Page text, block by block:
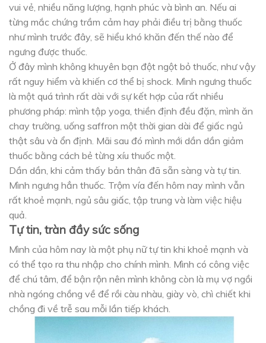
vui vẻ, nhiều năng lượng, hạnh phúc và bình an. Nếu ai
từng mắc chứng trầm cảm hay phải điều trị bằng thuốc
như mình trước đây, sẽ hiểu khó khăn đến thế nào để
ngưng được thuốc.
Ở đây mình không khuyên bạn đột ngột bỏ thuốc, như vậy
rất nguy hiểm và khiến cơ thể bị shock. Mình ngưng thuốc
là một quá trình rất dài với sự kết hợp của rất nhiều
phương pháp: mình tập yoga, thiền định đều đặn, mình ăn
chay trường, uống saffron một thời gian dài để giấc ngủ
thật sâu và ổn định. Mãi sau đó mình mới dần dần giảm
thuốc bằng cách bẻ từng xíu thuốc một.
Dần dần, khi cảm thấy bản thân đã sẵn sàng và tự tin.
Mình ngưng hẳn thuốc. Trộm vía đến hôm nay mình vẫn
rất khoẻ mạnh, ngủ sâu giấc, tập trung và làm việc hiệu
quả.
Tự tin, tràn đầy sức sống
Mình của hôm nay là một phụ nữ tự tin khi khoẻ mạnh và
có thể tạo ra thu nhập cho chính mình. Mình có công việc
để chú tâm, để bận rộn nên mình không còn là mụ vợ ngồi
nhà ngóng chồng về để rồi càu nhàu, giày vò, chì chiết khi
chồng đi về trễ sau mỗi lần tiếp khách.